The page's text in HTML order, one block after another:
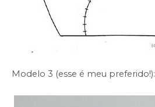
Modelo 3 (esse é meu preferido!):